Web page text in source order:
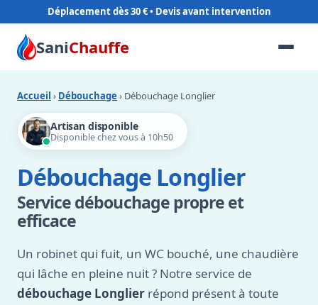
Déplacement dès 30 €
SaniChauffe
Accueil › Débouchage › Débouchage Longlier
Artisan disponible
Disponible chez vous à 10h50
Débouchage Longlier
Service débouchage propre et
efficace
Un robinet qui fuit, un WC bouché, une chaudière
qui lâche en pleine nuit ? Notre service de
débouchage Longlier répond présent à toute